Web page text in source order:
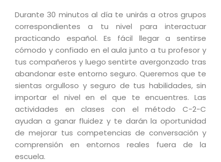
Durante 30 minutos al día te unirás a otros grupos
correspondientes a tu nivel para interactuar
practicando español. Es fácil llegar a sentirse
cómodo y confiado en el aula junto a tu profesor y
tus compañeros y luego sentirte avergonzado tras
abandonar este entorno seguro. Queremos que te
sientas orgulloso y seguro de tus habilidades, sin
importar el nivel en el que te encuentres. Las
actividades en clases con el método C-2-C
ayudan a ganar fluidez y te darán la oportunidad
de mejorar tus competencias de conversación y
comprensión en entornos reales fuera de la
escuela.